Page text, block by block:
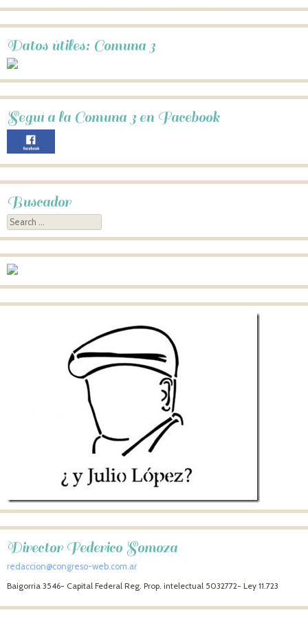
Datos útiles: Comuna 3
Seguí a la Comuna 3 en Facebook
Buscador
Search
Director Federico Somoza
redaccion@congreso-web.com.ar
Baigorria 3546- Capital Federal Reg. Prop. intelectual 5032772- Ley 11.723